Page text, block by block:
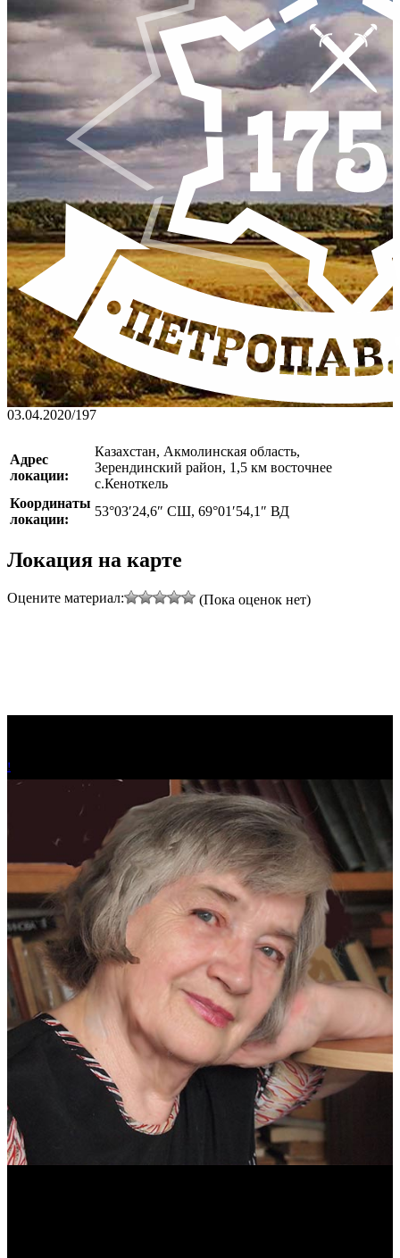
03.04.2020/197
Адрес
локации:
Казахстан, Акмолинская область,
Зерендинский район, 1,5 км восточнее
с.Кеноткель
Координаты
локации:
53°03′24,6″ СШ, 69°01′54,1″ ВД
Локация на карте
Оцените материал:
(Пока оценок нет)
!